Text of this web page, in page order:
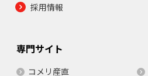
採用情報
専門サイト
コメリ産直